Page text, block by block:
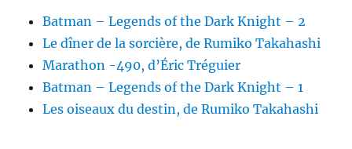
Batman – Legends of the Dark Knight – 2
Le dîner de la sorcière, de Rumiko Takahashi
Marathon -490, d’Éric Tréguier
Batman – Legends of the Dark Knight – 1
Les oiseaux du destin, de Rumiko Takahashi